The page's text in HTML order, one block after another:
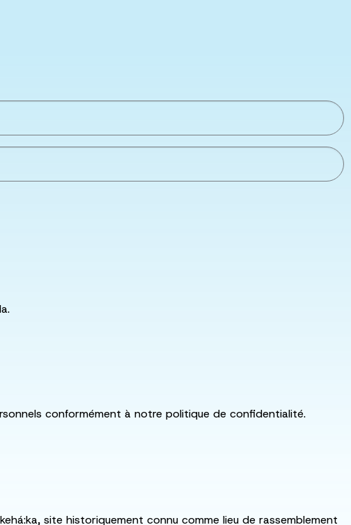
conformément à notre politique de confidentialité.
site historiquement connu comme lieu de rassemblement